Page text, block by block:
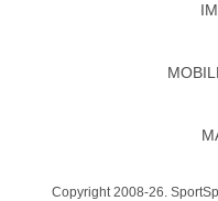
Copyright 2008-26.